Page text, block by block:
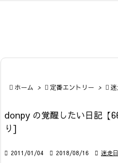
 ホーム >  定番エントリー > 
donpy の覚醒したい日記【
り]
 2011/01/04  2018/08/16  迷走